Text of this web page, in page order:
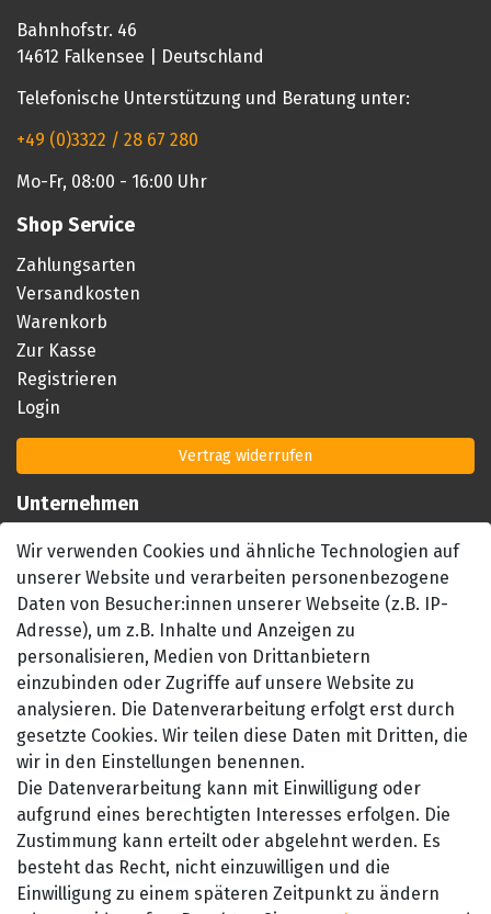
Bahnhofstr. 46
14612 Falkensee | Deutschland
Telefonische Unterstützung und Beratung unter:
+49 (0)3322 / 28 67 280
Mo-Fr, 08:00 - 16:00 Uhr
Shop Service
Zahlungsarten
Versandkosten
Warenkorb
Zur Kasse
Registrieren
Login
Vertrag widerrufen
Unternehmen
Impressum
AGB
Datenschutzerklärung
Barrierefreiheitserklärung
Widerrufsrecht
Kontakt
SEHR GUT
4.89 / 5
Wir verwenden Cookies und ähnliche Technologien auf
unserer Website und verarbeiten personenbezogene
Daten von Besucher:innen unserer Webseite (z.B. IP-
Adresse), um z.B. Inhalte und Anzeigen zu
personalisieren, Medien von Drittanbietern
einzubinden oder Zugriffe auf unsere Website zu
analysieren. Die Datenverarbeitung erfolgt erst durch
gesetzte Cookies. Wir teilen diese Daten mit Dritten, die
wir in den Einstellungen benennen.
Die Datenverarbeitung kann mit Einwilligung oder
aufgrund eines berechtigten Interesses erfolgen. Die
Zustimmung kann erteilt oder abgelehnt werden. Es
besteht das Recht, nicht einzuwilligen und die
Einwilligung zu einem späteren Zeitpunkt zu ändern